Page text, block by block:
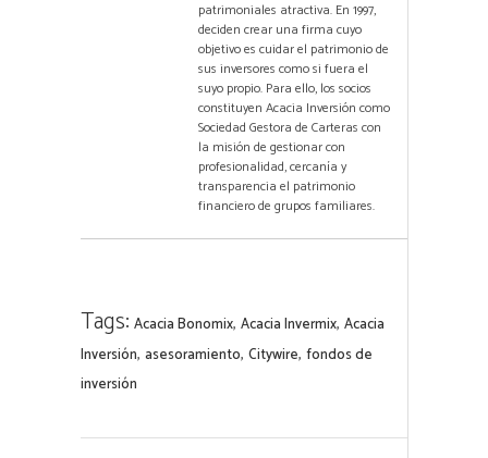
patrimoniales atractiva. En 1997,
deciden crear una firma cuyo
objetivo es cuidar el patrimonio de
sus inversores como si fuera el
suyo propio. Para ello, los socios
constituyen Acacia Inversión como
Sociedad Gestora de Carteras con
la misión de gestionar con
profesionalidad, cercanía y
transparencia el patrimonio
financiero de grupos familiares.
Tags: Acacia Bonomix, Acacia Invermix, Acacia
Inversión, asesoramiento, Citywire, fondos de
inversión